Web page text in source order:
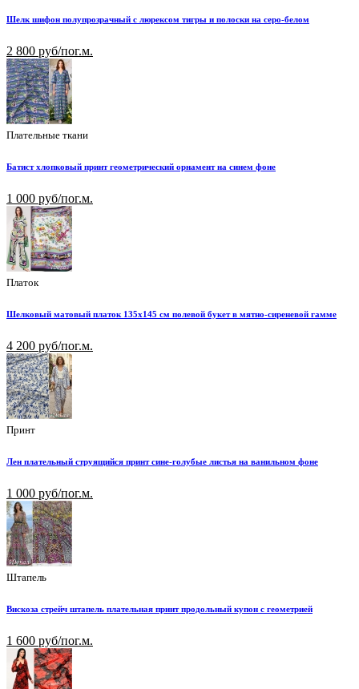
Шелк шифон полупрозрачный с люрексом тигры и полоски на серо-белом
2 800 руб/пог.м.
Плательные ткани
Батист хлопковый принт геометрический орнамент на синем фоне
1 000 руб/пог.м.
Платок
Шелковый матовый платок 135х145 см полевой букет в мятно-сиреневой гамме
4 200 руб/пог.м.
Принт
Лен плательный струящийся принт сине-голубые листья на ванильном фоне
1 000 руб/пог.м.
Штапель
Вискоза стрейч штапель плательная принт продольный купон с геометрией
1 600 руб/пог.м.